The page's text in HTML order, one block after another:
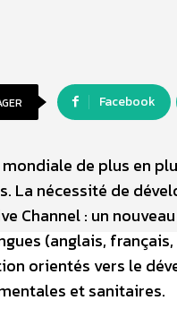
Facebook
mondiale de plus en
La nécessité de
Channel : un
(anglais,
orientés vers le
et sanitaires.